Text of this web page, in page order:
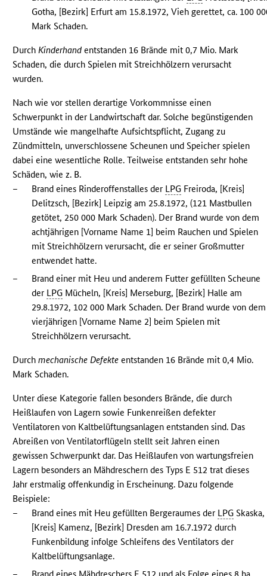
Gotha, [Bezirk] Erfurt am 15.8.1972, Vieh gerettet, ca. 100
Mark Schaden.
DurchKinderhand entstanden 16 Brände mit 0,7 Mio. Mark
Schaden, die durch Spielen mit Streichhölzern verursacht
wurden.
Nach wie vor stellen derartige Vorkommnisse einen
Schwerpunkt in der Landwirtschaft dar. Solche begünstigenden
Umstände wie mangelhafte Aufsichtspflicht, Zugang zu
Zündmitteln, unverschlossene Scheunen und Speicher spielen
dabei eine wesentliche Rolle. Teilweise entstanden sehr hohe
Schäden, wie z. B.
–
Brand eines Rinderoffenstalles der LPG Freiroda, [Kreis]
Delitzsch, [Bezirk] Leipzig am 25.8.1972, (121 Mastbullen
getötet, 250 000 Mark Schaden). Der Brand wurde von dem
achtjährigen [Vorname Name 1] beim Rauchen und Spielen
mit Streichhölzern verursacht, die er seiner Großmutter
entwendet hatte.
–
Brand einer mit Heu und anderem Futter gefüllten Scheune
der LPG Mücheln, [Kreis] Merseburg, [Bezirk] Halle am
29.8.1972, 102 000 Mark Schaden. Der Brand wurde von dem
vierjährigen [Vorname Name 2] beim Spielen mit
Streichhölzern verursacht.
Durchmechanische Defekte entstanden 16 Brände mit 0,4 Mio.
Mark Schaden.
Unter diese Kategorie fallen besonders Brände, die durch
Heißlaufen von Lagern sowie Funkenreißen defekter
Ventilatoren von Kaltbelüftungsanlagen entstanden sind. Das
Abreißen von Ventilatorflügeln stellt seit Jahren einen
gewissen Schwerpunkt dar. Das Heißlaufen von wartungsfreien
Lagern besonders an Mähdreschern des Typs E 512 trat dieses
Jahr erstmalig offenkundig in Erscheinung. Dazu folgende
Beispiele:
–
Brand eines mit Heu gefüllten Bergeraumes der LPG Skaska,
[Kreis] Kamenz, [Bezirk] Dresden am 16.7.1972 durch
Funkenbildung infolge Schleifens des Ventilators der
Kaltbelüftungsanlage.